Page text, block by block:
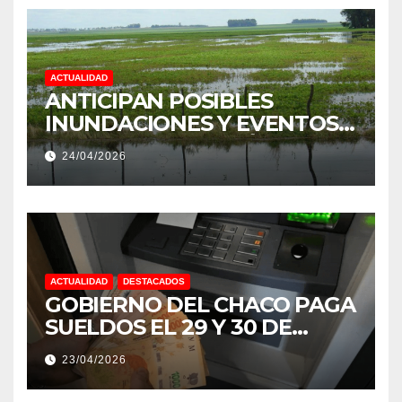
ACTUALIDAD
ANTICIPAN POSIBLES
INUNDACIONES Y EVENTOS
EXTREMOS: “PODRÍA SER UN
NIÑO MUY IMPORTANTE”
24/04/2026
ACTUALIDAD DESTACADOS
GOBIERNO DEL CHACO PAGA
SUELDOS EL 29 Y 30 DE
ABRIL, CON EL 2% DE
AUMENTO
23/04/2026